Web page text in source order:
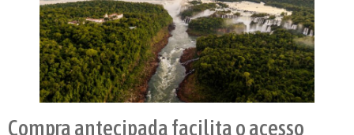
Compra antecipada facilita o acesso